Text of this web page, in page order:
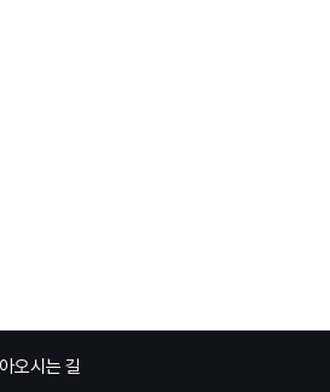
오시는 길